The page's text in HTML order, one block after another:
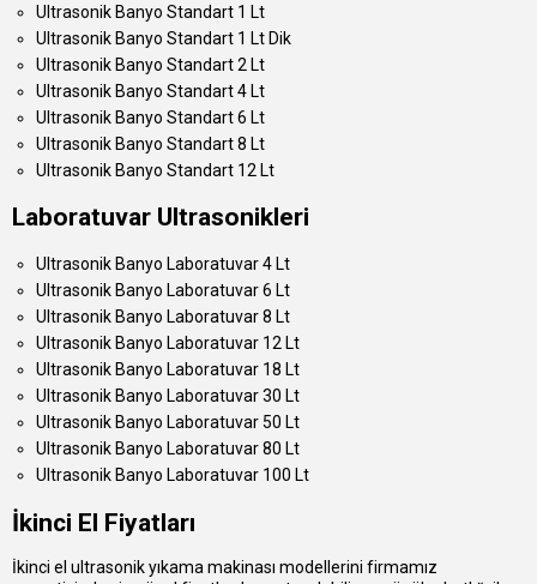
Ultrasonik Banyo Standart 1 Lt
Ultrasonik Banyo Standart 1 Lt Dik
Ultrasonik Banyo Standart 2 Lt
Ultrasonik Banyo Standart 4 Lt
Ultrasonik Banyo Standart 6 Lt
Ultrasonik Banyo Standart 8 Lt
Ultrasonik Banyo Standart 12 Lt
Laboratuvar Ultrasonikleri
Ultrasonik Banyo Laboratuvar 4 Lt
Ultrasonik Banyo Laboratuvar 6 Lt
Ultrasonik Banyo Laboratuvar 8 Lt
Ultrasonik Banyo Laboratuvar 12 Lt
Ultrasonik Banyo Laboratuvar 18 Lt
Ultrasonik Banyo Laboratuvar 30 Lt
Ultrasonik Banyo Laboratuvar 50 Lt
Ultrasonik Banyo Laboratuvar 80 Lt
Ultrasonik Banyo Laboratuvar 100 Lt
İkinci El Fiyatları
İkinci el ultrasonik yıkama makinası modellerini firmamız